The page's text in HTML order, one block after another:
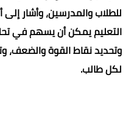
للطلاب والمدرسين، وأشار
التعليم يمكن أن يسهم في
وتحديد نقاط القوة
لكل طالب.